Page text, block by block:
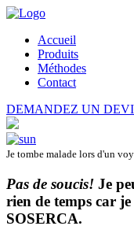
Accueil
Produits
Méthodes
Contact
DEMANDEZ UN
Je tombe malade lors d'un
Pas de soucis! Je
rien de temps car
SOSERCA.